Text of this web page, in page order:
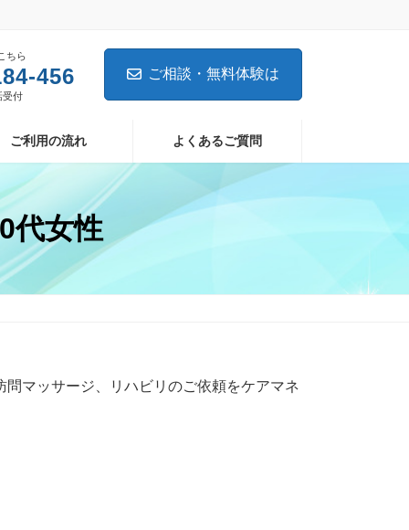
ちら
456
受付
ご相談・無料体験は
ご利用の流れ よくあるご質問
代女性
マッサージ、リハビリのご依頼をケアマネ